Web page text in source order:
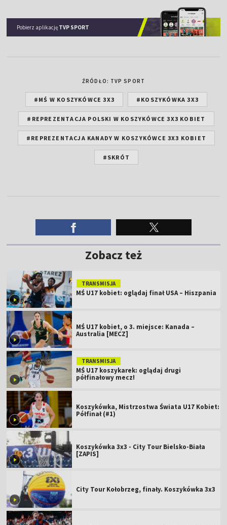
Pobierz aplikację TVP SPORT
ŹRÓDŁO: TVP SPORT
#MŚ W KOSZYKÓWCE 3X3 #KOSZYKÓWKA 3X3
#REPREZENTACJA POLSKI W KOSZYKÓWCE 3X3 KOBIET
#REPREZENTACJA KANADY W KOSZYKÓWCE 3X3 KOBIET
#SKRÓT
Zobacz też
TRANSMISJA
MŚ U17 kobiet: oglądaj finał USA – Hiszpania
MŚ U17 kobiet, o 3. miejsce: Kanada –
Australia [MECZ]
TRANSMISJA
MŚ U17 koszykarek: oglądaj drugi
półfinałowy mecz!
Koszykówka, Mistrzostwa Świata U17 Kobiet:
Półfinał (#1)
Koszykówka 3x3 - City Tour Bielsko-Biała
[ZAPIS]
City Tour Kołobrzeg, finały. Koszykówka 3x3